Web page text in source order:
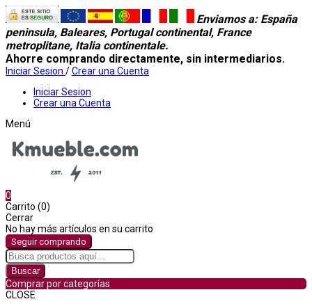
Enviamos a: España
peninsula, Baleares, Portugal continental, France
metroplitane, Italia continentale.
Ahorre comprando directamente, sin intermediarios.
Iniciar Sesion /Crear una Cuenta
Iniciar Sesion
Crear una Cuenta
Menú
0
Carrito (0)
Cerrar
No hay más artículos en su carrito
Seguir comprando
Buscar
Comprar por categorías
CLOSE